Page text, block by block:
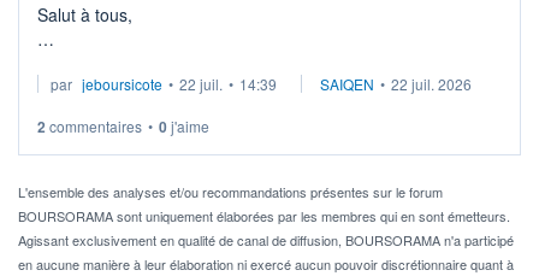
Salut à tous,
via un ETF plutôt que des actions individuelles.
Idéalement, je voudrais qu'il soit éligible au PEA.
Pour l' ...
par jeboursicote • 22 juil. • 14:39 SAIQEN • 22 juil. 2026
2 commentaires • 0j'aime
L'ensemble des analyses et/ou recommandations présentes sur le forum
BOURSORAMA sont uniquement élaborées par les membres qui en sont émetteurs.
Agissant exclusivement en qualité de canal de diffusion, BOURSORAMA n'a participé
en aucune manière à leur élaboration ni exercé aucun pouvoir discrétionnaire quant à